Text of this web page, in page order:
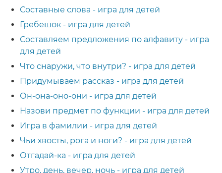
Составные слова - игра для детей
Гребешок - игра для детей
Составляем предложения по алфавиту - игра
для детей
Что снаружи, что внутри? - игра для детей
Придумываем рассказ - игра для детей
Он-она-оно-они - игра для детей
Назови предмет по функции - игра для детей
Игра в фамилии - игра для детей
Чьи хвосты, рога и ноги? - игра для детей
Отгадай-ка - игра для детей
Утро, день, вечер, ночь - игра для детей